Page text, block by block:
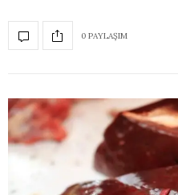
0 PAYLAŞIM